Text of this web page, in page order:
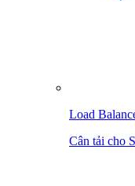
Load
Cân tải cho